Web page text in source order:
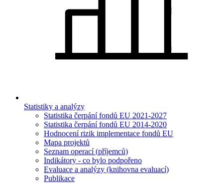
Statistiky a analýzy
Statistika čerpání fondů EU 2021-2027
Statistika čerpání fondů EU 2014-2020
Hodnocení rizik implementace fondů EU
Mapa projektů
Seznam operací (příjemců)
Indikátory - co bylo podpořeno
Evaluace a analýzy (knihovna evaluací)
Publikace